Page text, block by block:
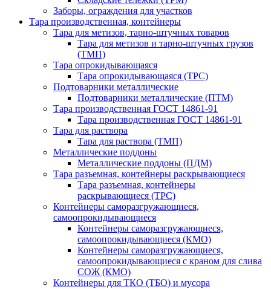
Заборы, ограждения для участков
Тара производственная, контейнеры
Тара для метизов, тарно-штучных товаров
Тара для метизов и тарно-штучных грузов
(ТМП)
Тара опрокидывающаяся
Тара опрокидывающаяся (ТРС)
Подтоварники металлические
Подтоварники металлические (ПТМ)
Тара производственная ГОСТ 14861-91
Тара производственная ГОСТ 14861-91
Тара для раствора
Тара для раствора (ТМП)
Металлические поддоны
Металлические поддоны (ПДМ)
Тара разъемная, контейнеры раскрывающиеся
Тара разъемная, контейнеры
раскрывающиеся (ТРС)
Контейнеры саморазгружающиеся,
самоопрокидывающиеся
Контейнеры саморазгружающиеся,
самоопрокидывающиеся (КМО)
Контейнеры саморазгружающиеся,
самоопрокидывающиеся с краном для слива
СОЖ (КМО)
Контейнеры для ТКО (ТБО) и мусора